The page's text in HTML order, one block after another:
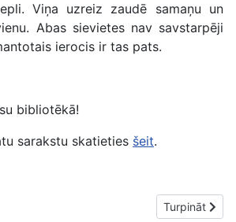
Viņa uzreiz zaudē samaņu un
Abas sievietes nav savstarpēji
ierocis ir tas pats.
bibliotēkā!
sarakstu skatieties šeit.
Vērtīgo grāmatu iepirkuma grāmatas 2.
Nākamais
Turpināt